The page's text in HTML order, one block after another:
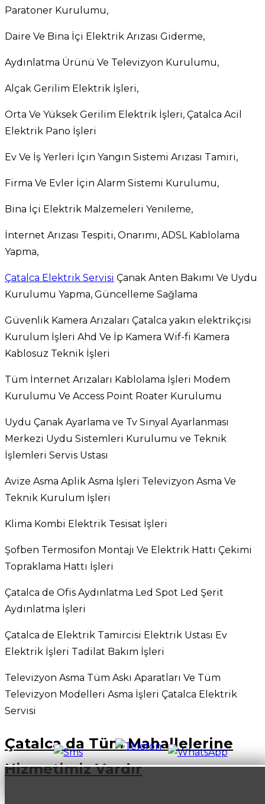
Paratoner Kurulumu,
Daire Ve Bina İçi Elektrik Arızası Giderme,
Aydınlatma Ürünü Ve Televizyon Kurulumu,
Alçak Gerilim Elektrik İşleri,
Orta Ve Yüksek Gerilim Elektrik İşleri, Çatalca Acil
Elektrik Pano İşleri
Ev Ve İş Yerleri İçin Yangın Sistemi Arızası Tamiri,
Firma Ve Evler İçin Alarm Sistemi Kurulumu,
Bina İçi Elektrik Malzemeleri Yenileme,
İnternet Arızası Tespiti, Onarımı, ADSL Kablolama
Yapma,
Çatalca Elektrik Servisi Çanak Anten Bakımı Ve Uydu
Kurulumu Yapma, Güncelleme Sağlama
Güvenlik Kamera Arızaları Çatalca yakın elektrikçisi
Kurulum İşleri Ahd Ve İp Kamera Wif-fi Kamera
Kablosuz Teknik İşleri
Tüm İnternet Arızaları Kablolama İşleri Modem
Kurulumu Ve Access Point Roater Kurulumu
Uydu Çanak Ayarlama ve Tv Sinyal Ayarlanması
Merkezi Uydu Sistemleri Kurulumu ve Teknik
İşlemleri Servis Ustası
Avize Asma Aplik Asma İşleri Televizyon Asma Ve
Teknik Kurulum İşleri
Klima Kombi Elektrik Tesisat İşleri
Şofben Termosifon Montajı Ve Elektrik Hattı Çekimi
Topraklama Hattı İşleri
Çatalca de Ofis Aydınlatma Led Spot Led Şerit
Aydınlatma İşleri
Çatalca de Elektrik Tamircisi Elektrik Ustası Ev
Elektrik İşleri Tadilat Bakım İşleri
Televizyon Asma Tüm Askı Aparatları Ve Tüm
Televizyon Modelleri Asma İşleri Çatalca Elektrik
Servisi
Çatalca da Tüm Mahallelerine
Hizmetimiz Vardır